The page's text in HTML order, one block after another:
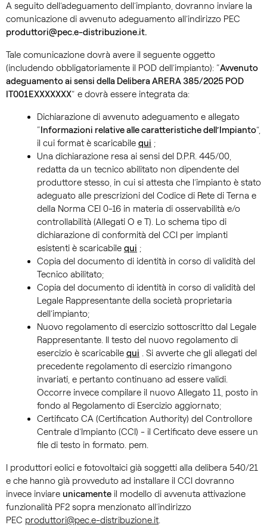
A seguito dell’adeguamento dell’impianto, dovranno inviare la
comunicazione di avvenuto adeguamento all’indirizzo PEC
produttori@pec.e-distribuzione.it.
Tale comunicazione dovrà avere il seguente oggetto
(includendo obbligatoriamente il POD dell’impianto): “Avvenuto
adeguamento ai sensi della Delibera ARERA 385/2025 POD
IT001EXXXXXXX” e dovrà essere integrata da:
Dichiarazione di avvenuto adeguamento e allegato
“Informazioni relative alle caratteristiche dell’Impianto”,
il cui format è scaricabile qui ;
Una dichiarazione resa ai sensi del D.P.R. 445/00,
redatta da un tecnico abilitato non dipendente del
produttore stesso, in cui si attesta che l’impianto è stato
adeguato alle prescrizioni del Codice di Rete di Terna e
della Norma CEI 0-16 in materia di osservabilità e/o
controllabilità (Allegati O e T). Lo schema tipo di
dichiarazione di conformità del CCI per impianti
esistenti è scaricabile qui ;
Copia del documento di identità in corso di validità del
Tecnico abilitato;
Copia del documento di identità in corso di validità del
Legale Rappresentante della società proprietaria
dell’impianto;
Nuovo regolamento di esercizio sottoscritto dal Legale
Rappresentante. Il testo del nuovo regolamento di
esercizio è scaricabile qui . Si avverte che gli allegati del
precedente regolamento di esercizio rimangono
invariati, e pertanto continuano ad essere validi.
Occorre invece compilare il nuovo Allegato 11, posto in
fondo al Regolamento di Esercizio aggiornato;
Certificato CA (Certification Authority) del Controllore
Centrale d’Impianto (CCI) - il Certificato deve essere un
file di testo in formato. pem.
I produttori eolici e fotovoltaici già soggetti alla delibera 540/21
e che hanno già provveduto ad installare il CCI dovranno
invece inviare unicamente il modello di avvenuta attivazione
funzionalità PF2 sopra menzionato all’indirizzo
PEC produttori@pec.e-distribuzione.it.